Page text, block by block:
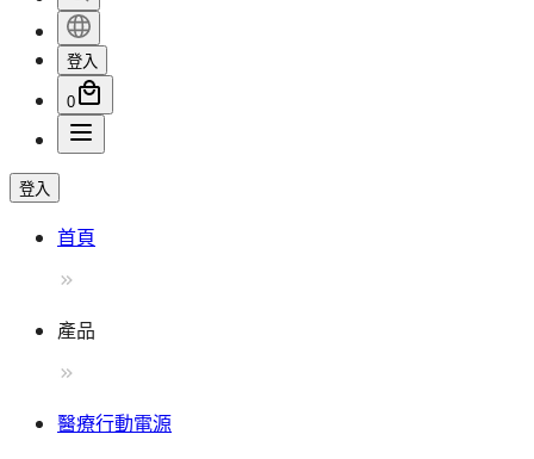
登入
0
登入
首頁
產品
醫療行動電源